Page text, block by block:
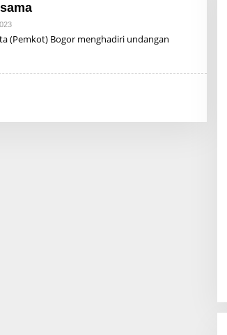
R
U
(Pemkot) Bogor menghadiri undangan